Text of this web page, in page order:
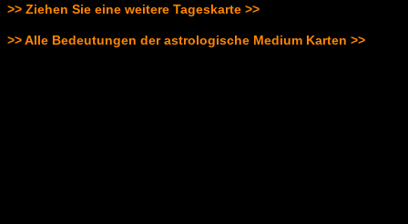
>> Ziehen Sie eine weitere Tageskarte >>
>> Alle Bedeutungen der astrologische Medium Karten >>